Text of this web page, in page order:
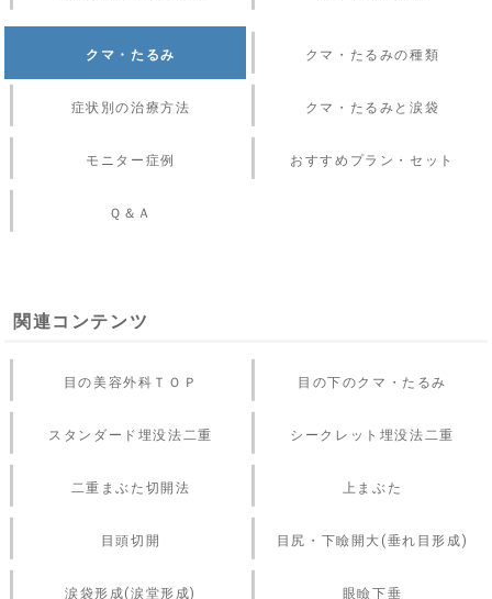
クマ・たるみ クマ・たるみの種類
症状別の治療方法 クマ・たるみと涙袋
モニター症例 おすすめプラン・セット
Ｑ＆Ａ
関連コンテンツ
目の美容外科ＴＯＰ 目の下のクマ・たるみ
スタンダード埋没法二重 シークレット埋没法二重
二重まぶた切開法 上まぶた
目頭切開 目尻・下瞼開大(垂れ目形成)
涙袋形成(涙堂形成) 眼瞼下垂